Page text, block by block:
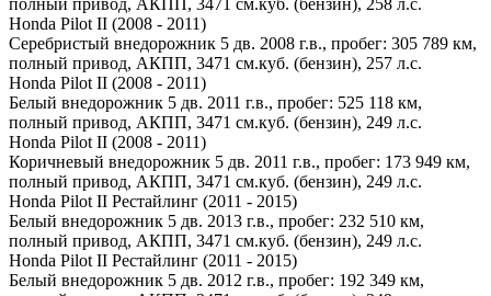
Honda Pilot II (2008 - 2011)
Серебристый внедорожник 5 дв. 2008 г.в., пробег: 305 789 км,
полный привод, АКПП, 3471 см.куб. (бензин), 257 л.с.
Honda Pilot II (2008 - 2011)
Белый внедорожник 5 дв. 2011 г.в., пробег: 525 118 км,
полный привод, АКПП, 3471 см.куб. (бензин), 249 л.с.
Honda Pilot II (2008 - 2011)
Коричневый внедорожник 5 дв. 2011 г.в., пробег: 173 949 км,
полный привод, АКПП, 3471 см.куб. (бензин), 249 л.с.
Honda Pilot II Рестайлинг (2011 - 2015)
Белый внедорожник 5 дв. 2013 г.в., пробег: 232 510 км,
полный привод, АКПП, 3471 см.куб. (бензин), 249 л.с.
Honda Pilot II Рестайлинг (2011 - 2015)
Белый внедорожник 5 дв. 2012 г.в., пробег: 192 349 км,